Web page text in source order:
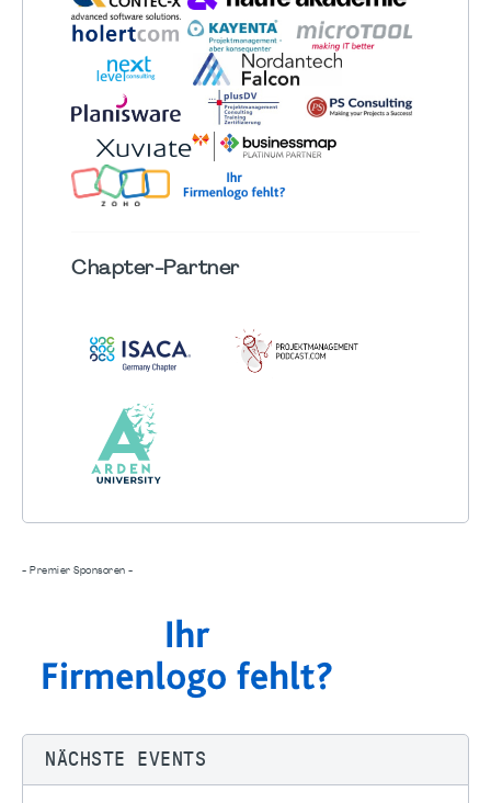
Chapter-Partner
- Premier Sponsoren -
NÄCHSTE EVENTS